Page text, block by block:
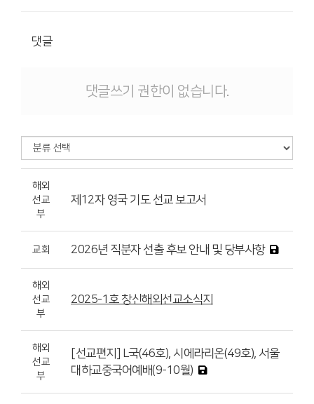
댓글
댓글쓰기 권한이 없습니다.
해외
선교
부
제12자 영국 기도 선교 보고서
교회 2026년 직분자 선출 후보 안내 및 당부사항
해외
선교
부
2025-1호 창신해외선교소식지
해외
선교
부
[선교편지] L국(46호), 시에라리온(49호), 서울
대하교중국어예배(9-10월)